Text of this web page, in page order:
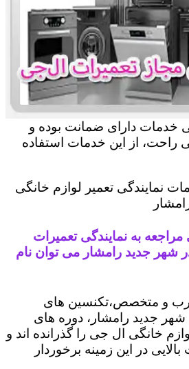
خدمات دارای ضمانت بوده و
راحت، از این خدمات استفاده
نمایندگی تعمیر لوازم خانگی
به نمایندگی تعمیرات
شهر جدید رامشار می توان نام
و متخصص،تکنسین های
جدید رامشار، دوره های
خانگی ال جی را گذرانده اند و
در این زمینه برخوردار